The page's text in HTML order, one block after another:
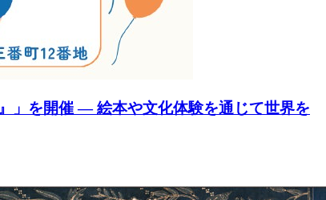
」を開催 ― 絵本や文化体験を通じて世界を